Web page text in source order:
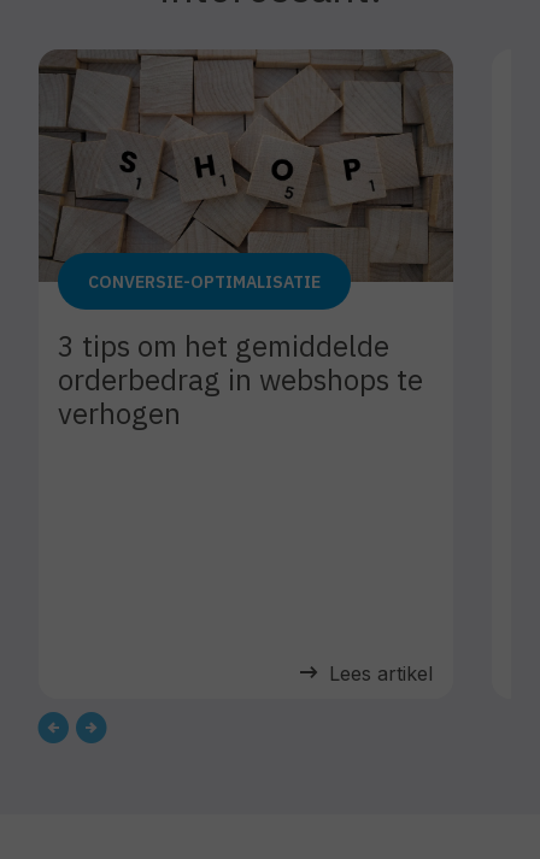
CONVERSIE-OPTIMALISATIE
3 tips om het gemiddelde
orderbedrag in webshops te
verhogen
arrow_right_alt Lees artikel